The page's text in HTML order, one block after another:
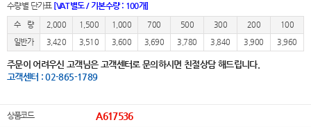
수량별 단가표 [VAT별도 / 기본수량 : 100개]
수 량 2,000 1,500 1,000 700 500 300 200
100
일반가
3,420 3,510 3,600 3,690 3,780 3,840 3,900 3,960
주문이 어려우신 고객님은 고객센터로 문의하시면 친절상담 해드립니다.
고객센터 : 02-865-1789
상품코드 A617536